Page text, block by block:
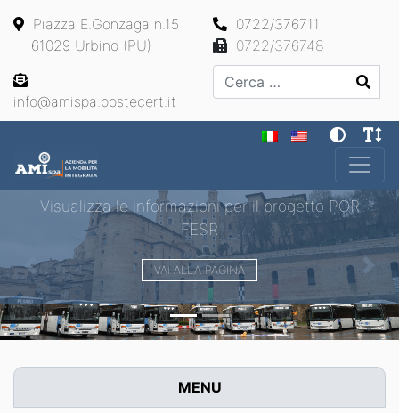
Piazza E.Gonzaga n.15
61029 Urbino (PU)
0722/376711
0722/376748
info@amispa.postecert.it
Cerca
Main Navigation
Visualizza le informazioni per il progetto POR
FESR
VAI ALLA PAGINA
Previous Next
MENU